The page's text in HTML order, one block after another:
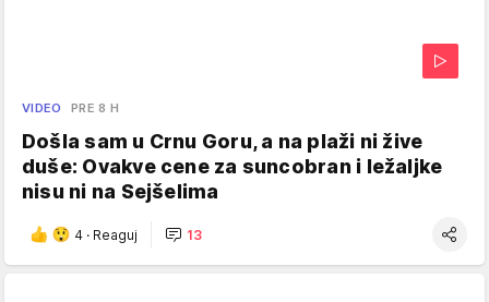
VIDEO PRE 8 H
Došla sam u Crnu Goru, a na plaži ni žive
duše: Ovakve cene za suncobran i ležaljke
nisu ni na Sejšelima
4 · Reaguj 13